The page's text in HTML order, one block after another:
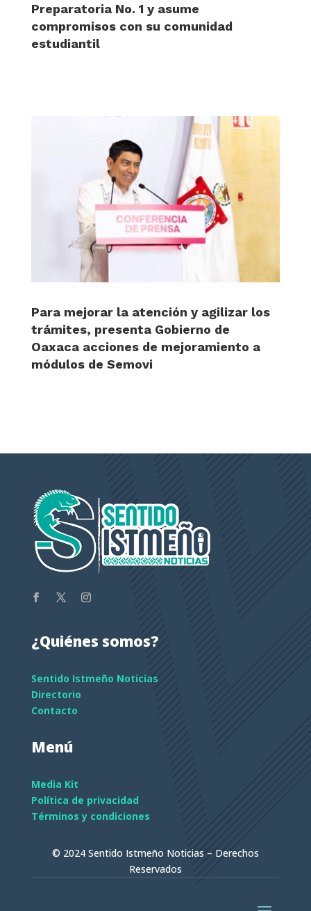
Preparatoria No. 1 y asume
compromisos con su comunidad
estudiantil
Para mejorar la atención y agilizar los
trámites, presenta Gobierno de
Oaxaca acciones de mejoramiento a
módulos de Semovi
¿Quiénes somos?
Sentido Istmeño Noticias
Directorio
Contacto
Menú
Media Kit
Política de privacidad
Términos y condiciones
© 2024 Sentido Istmeño Noticias – Derechos
Reservados